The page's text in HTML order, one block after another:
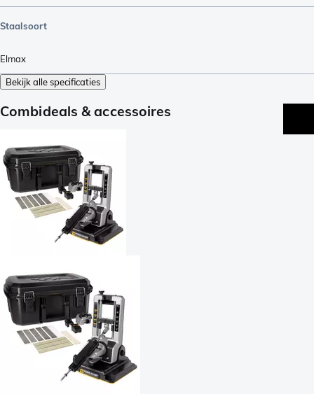
Staalsoort
Elmax
Bekijk alle specificaties
Combideals & accessoires